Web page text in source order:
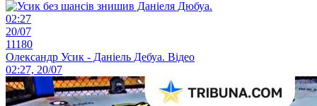
02:27
20/07
11180
Олександр Усик - Даніель Дебуа. Відео
02:27, 20/07